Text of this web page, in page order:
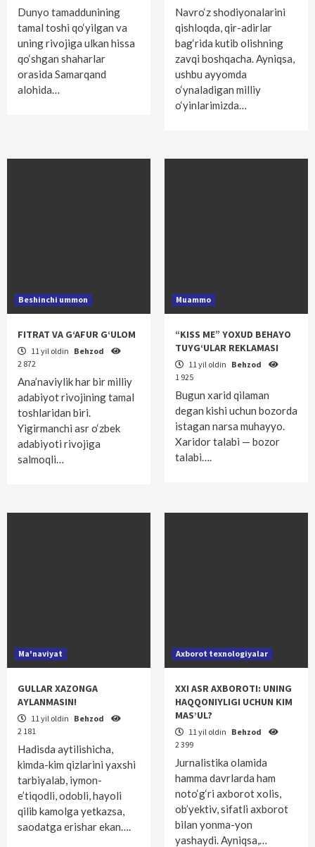
Dunyo tamaddunining
tamal toshi qo‘yilgan va
uning rivojiga ulkan hissa
qo‘shgan shaharlar
orasida Samarqand
alohida…
Navro‘z shodiyonalarini
qishloqda, qir-adirlar
bag‘rida kutib olishning
zavqi boshqacha. Ayniqsa,
ushbu ayyomda
o‘ynaladigan milliy
o‘yinlarimizda…
Beshinchi ummon
FITRAT VA G‘AFUR G‘ULOM
11 yil oldin Behzod
2 872
Ana’naviylik har bir milliy
adabiyot rivojining tamal
toshlaridan biri.
Yigirmanchi asr o‘zbek
adabiyoti rivojiga
salmoqli…
Muammo
“KISS ME” YOXUD BEHAYO
TUYG‘ULAR REKLAMASI
11 yil oldin Behzod
1 925
Bugun xarid qilaman
degan kishi uchun bozorda
istagan narsa muhayyo.
Xaridor talabi — bozor
talabi….
Ma'naviyat
GULLAR XAZONGA
AYLANMASIN!
11 yil oldin Behzod
2 181
Hadisda aytilishicha,
kimda-kim qizlarini yaxshi
tarbiyalab, iymon-
e’tiqodli, odobli, hayoli
qilib kamolga yetkazsa,
saodatga erishar ekan….
Axborot texnologiyalar
XXI ASR AXBOROTI: UNING
HAQQONIYLIGI UCHUN KIM
MAS’UL?
11 yil oldin Behzod
2 399
Jurnalistika olamida
hamma davrlarda ham
noto‘g‘ri axborot xolis,
ob’yektiv, sifatli axborot
bilan yonma-yon
yashaydi. Ayniqsa,…